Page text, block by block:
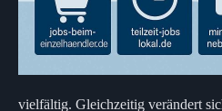
vielfältig. Gleichzeitig verändert